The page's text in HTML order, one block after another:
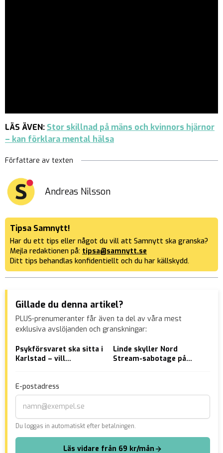
LÄS ÄVEN: Stor skillnad på mäns och kvinnors hjärnor
– kan förklara mental hälsa
Författare av texten
Andreas Nilsson
Tipsa Samnytt!
Har du ett tips eller något du vill att Samnytt ska granska?
Mejla redaktionen på: tipsa@samnytt.se
Ditt tips behandlas konfidentiellt och du har källskydd.
Gillade du denna artikel?
PLUS-prenumeranter får även ta del av våra mest
exklusiva avslöjanden och granskningar:
Psykförsvaret ska sitta i
Karlstad – vill
valet
Linde skyller Nord
Stream-sabotage på
E-postadress
Du loggas in automatiskt efter betalningen.
Läs vidare från 69 kr/mån